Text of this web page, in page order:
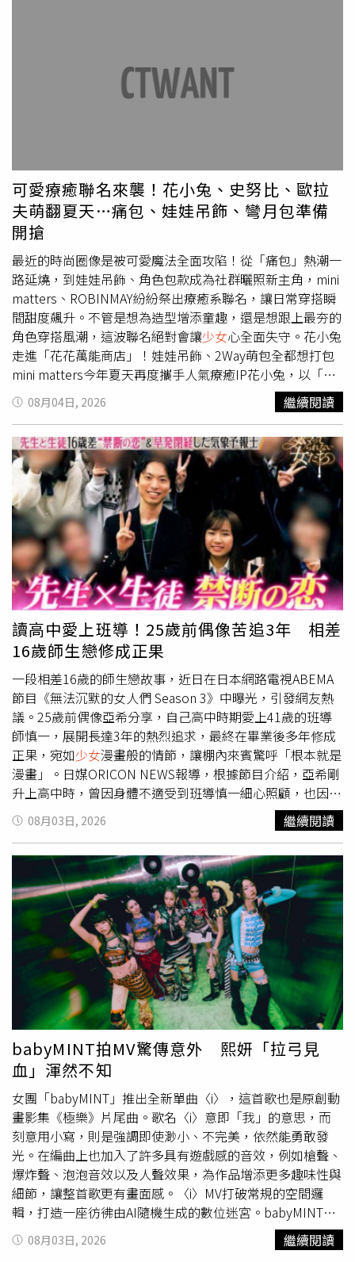
際採訪時所看見的樣貌；唯有主角夢境與幻想的橋段，才完
全交由電影語言自由發揮。他強調，希望作品始終對受訪者
保持最大的尊重，因此不刻意浪漫化，也不過度渲染悲劇，
負難以抹滅的家庭創傷，更因口吃而始終無法順利表達內心
情感。為了真實詮釋角色，劇組特別邀請口吃者分享親身經
驗，讓森七菜深入了解當事人的心理狀態與生活處境，而她
也全心投入，幾乎將自己完全融入樹理惠的人生。長久允透
露，過去森七菜多半以清新、純真的形象深植人心，但他始
終認為，在她溫柔的外表下，藏著一股隨時可能爆發的強大
能量，因此毫不猶豫邀請她擔綱《炎上》女主角。他笑說，
拍攝期間的森七菜幾乎完全化身為樹理惠，「她投入到讓人
有點不敢跟她說話。」導演更難忘拍攝第一天，當森七菜飾
演的樹理惠第一次踏進歌舞伎町廣場，怯生生地說出自己的
名字時，他腦中只浮現一句話：「樹理惠，妳終於來到這裡
了。」那一刻，他甚至萌生如同父母般的情感，也更加確
信，森七菜就是詮釋這個角色最無可取代的人選。談到創作
《炎上》最大的初衷，長久允表示，真正需要改變社會的是
制度，而電影能做的，是在制度改變之前，讓更多人願意理
解那些原本看不見的人。「新聞報導往往只呈現事件的一部
分，但每個人都有屬於自己的故事。」他希望《炎上》能成
為觀眾重新理解「東橫KIDS」的起點，也延續自己一路以
來關注社會邊緣人物的創作初心。對他而言，電影無法立刻
改變世界，卻能讓人願意停下腳步，看見那些一直存在、卻
從未真正被理解的人。《炎上》將於8月28日全台上映。正
式預告https://youtu.be/_K-6TRW3K0c
活搞得很累」、「實洗衣機比手洗乾淨，細菌量更少，只是
洗衣機桶槽要常清洗。衣服別和襪子洗，襪子裡不只有細
菌，還有真菌！所以襪子別老是拿來聞！」、「覺得純手洗
含蛋白質可能因乾燥而硬化，不僅會讓污漬更難清除，也容
易成為細菌及黴菌滋生的環境，因此建議內褲最好於更換當
天立即清洗。此外，婦產科也提醒，雖然不少人認為手洗較
乾淨，但若清洗過程中未將洗劑徹底沖淨，或內褲沒有完全
晾乾，就可能殘留洗劑或潮濕環境，反而增加陰道炎等感染
風險。相較之下，若使用洗衣機清洗後，再搭配完整烘乾或
充分日曬，同樣能維持良好的清潔效果。婦產科建議，無論
採用手洗或機洗方式，重點仍在於及時清洗、充分沖洗及完
全乾燥，才能降低細菌滋生及感染風險，維持私密處健康。
可愛療癒聯名來襲！花小兔、史努比、歐拉
夫萌翻夏天…痛包、娃娃吊飾、彎月包準備
開搶
最近的時尚圈像是被可愛魔法全面攻陷！從「痛包」熱潮一
路延燒，到娃娃吊飾、角色包款成為社群曬照新主角，mini
matters、ROBINMAY紛紛祭出療癒系聯名，讓日常穿搭瞬
間甜度飆升。不管是想為造型增添童趣，還是想跟上最夯的
角色穿搭風潮，這波聯名絕對會讓少女心全面失守。花小兔
走進「花花萬能商店」！娃娃吊飾、2Way萌包全都想打包
mini matters今年夏天再度攜手人氣療癒IP花小兔，以「花
花萬能商店」為靈感，打造一系列充滿童趣與想像力的限定
商品，將擅長的日系復古風格，與花小兔標誌性的療癒魅力
完美融合。服飾系列延續品牌一貫的清新日系輪廓，從花小
兔牛仔七分褲到蛋糕牛仔裙，都以深色丹寧結合對比車縫線
設計，不僅修飾身形比例，也替復古丹寧增添更多俏皮層
次，無論搭配簡單T恤或襯衫，都能輕鬆穿出慵懶又可愛的
夏日氛圍。（圖／品牌提供）真正讓粉絲失守的，當然還是
這次的配件陣容。首先登場的是五款「變裝花小兔娃娃吊
飾」，每隻花小兔都換上不同造型，可愛程度直接爆表，無
論掛在包包、鑰匙圈或手機上，都能成為最吸睛的小亮點。
（圖／品牌提供）呼應近年超夯的痛包文化，mini matters
同步推出限量「毛絨絨花小兔娃包」，蓬鬆柔軟的包身本身
就是造型焦點，前方透明展示空間還能自由放入花小兔吊
飾，讓每個人都能打造專屬於自己的角色展示包，把療癒感
直接背上街。（圖／品牌提供）另一款討論度超高的
「2Way花小兔包包」，則把設計巧思發揮到極致。包蓋以
花小兔招牌垂耳造型為靈感，肩帶點綴立體花朵裝飾，還能
依照穿搭自由切換不同背法。最犯規的是，每一咖包都隨附
磁吸迷你花小兔娃娃，不只能吸附在背帶上，也能拆下變成
吊飾，讓一個包就能玩出多種風格。（圖／品牌提供）
ROBINMAY攜手史努比、歐拉夫！馬卡龍色系、打造夏日清
涼包款另一邊，ROBINMAY則把夏日清爽感直接拉滿，攜手
史努比與歐拉夫推出限定聯名系列，以充滿療癒感的「冰河
紫」揭開序幕，再搭配柔和馬卡龍色系，讓整體設計散發滿
滿降溫感。（圖／品牌提供）系列首先推出以角色娃娃吊飾
為亮點的「心動款」，包含輕盈百搭的尼龍抓皺肩背包，以
及輪廓俐落的彎月肩背包。兩款包型都將史努比與歐拉夫化
身可愛吊飾，隨著走動自然擺動，不僅提升辨識度，也讓包
款更添玩心。（圖／品牌提供）如果偏愛低調又充滿細節的
設計，「萌趣款」則是不容錯過。將史努比與歐拉夫透過彩
繪、刺繡巧妙融入包身，話題單品狂派塗鴉斜背包加入可拆
式小包設計，不同圖樣還能展現不同角色魅力；另一款方形
手提包則以俐落輪廓搭配刺繡零錢包，在簡約中藏進滿滿童
趣。（圖／品牌提供）除了兼具美感和實用性的包款之外
ROBINMAY更同步推出一系列史努比和歐拉夫的娃娃配件，
讓可愛從包延伸到每個細節。（圖／品牌提供）
08月04日, 2026 繼續閱讀
讀高中愛上班導！25歲前偶像苦追3年 相差
16歲師生戀修成正果
一段相差16歲的師生戀故事，近日在日本網路電視ABEMA
節目《無法沉默的女人們 Season 3》中曝光，引發網友熱
議。25歲前偶像亞希分享，自己高中時期愛上41歲的班導
師慎一，展開長達3年的熱烈追求，最終在畢業後多年修成
正果，宛如少女漫畫般的情節，讓棚內來賓驚呼「根本就是
漫畫」。日媒ORICON NEWS報導，根據節目介紹，亞希剛
升上高中時，曾因身體不適受到班導慎一細心照顧，也因此
對老師萌生愛意。從那之後，她展開積極追求，不僅在點名
簿上寫下「老師我最喜歡你」，還送上特製可樂，喝完後瓶
身會浮現「喜歡」字樣；她也親手製作放有愛心形漢堡排的
便當送給老師，甚至在作文中寫下「將來想成為老師的新
娘」，並在全班同學面前公開告白，毫不掩飾自己的心意。
不過，慎一坦言，自己當時從未想過與學生交往，面對亞希
接二連三的示愛，只覺得希望她停止這些舉動，就連畢業典
禮上的告白也選擇拒絕。他表示，身為教師，從未考慮與學
生發展戀愛關係。然而，亞希畢業後並未放棄，仍持續與慎
一保持聯絡。慎一回憶，原以為學生畢業後就會逐漸淡忘這
段感情，沒想到亞希多年來始終沒有改變心意，讓他逐漸被
這份真誠與堅持打動。最終，慎一在亞希生日當天主動向她
表達心意。兩人從相識到結婚歷時7年，最後攜手步入婚
姻，成為一對相差16歲的夫妻。節目播出後，這段戀愛故事
也掀起熱烈討論，棚內來賓紛紛直呼「這根本就是漫畫」、
「完全是少女漫畫情節」、「太厲害了」。主持人剛力彩芽
也表示，喜歡一個人時很難隱藏情感，「總會忍不住一直看
著對方」，坦言相當能理解亞希當年的心情。不過，節目中
的戀情是在女方畢業後才正式發展，慎一也強調，自己任教
期間始終拒絕亞希的告白，直到對方畢業多年、雙方不再具
有師生關係後，才接受這段感情，最終修成正果。
08月03日, 2026 繼續閱讀
babyMINT拍MV驚傳意外 熙妍「拉弓見
血」渾然不知
女團「babyMINT」推出全新單曲〈i〉，這首歌也是原創動
畫影集《極樂》片尾曲。歌名〈i〉意即「我」的意思，而
刻意用小寫，則是強調即使渺小、不完美，依然能勇敢發
光。在編曲上也加入了許多具有遊戲感的音效，例如槍聲、
爆炸聲、泡泡音效以及人聲效果，為作品增添更多趣味性與
細節，讓整首歌更有畫面感。〈i〉MV打破常規的空間邏
輯，打造一座彷彿由AI隨機生成的數位迷宮。babyMINT化
身 少女搜索隊，穿梭於超現實道具、荒誕競技關卡與奇異野
生動物交織而成的迷宮樂園，在充滿未知的世界中一路冒險
08月03日, 2026 繼續閱讀